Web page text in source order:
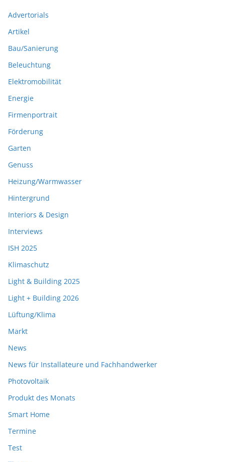
Advertorials
Artikel
Bau/Sanierung
Beleuchtung
Elektromobilität
Energie
Firmenportrait
Förderung
Garten
Genuss
Heizung/Warmwasser
Hintergrund
Interiors & Design
Interviews
ISH 2025
Klimaschutz
Light & Building 2025
Light + Building 2026
Lüftung/Klima
Markt
News
News für Installateure und Fachhandwerker
Photovoltaik
Produkt des Monats
Smart Home
Termine
Test